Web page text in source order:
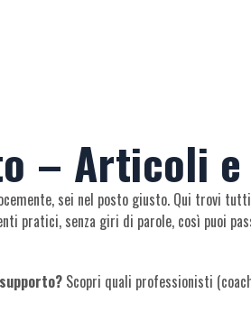
– Articoli
sei nel posto giusto. Qui trovi
pratici, senza giri di parole, così puoi
Scopri quali professionisti